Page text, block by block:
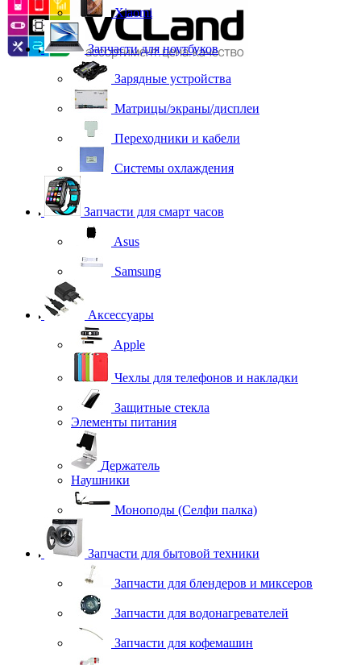
Xiaomi
Запчасти для ноутбуков
Зарядные устройства
Матрицы/экраны/дисплеи
Переходники и кабели
Системы охлаждения
Запчасти для смарт часов
Asus
Samsung
Аксессуары
Apple
Чехлы для телефонов и накладки
Защитные стекла
Элементы питания
Держатель
Наушники
Моноподы (Селфи палка)
Запчасти для бытовой техники
Запчасти для блендеров и миксеров
Запчасти для водонагревателей
Запчасти для кофемашин